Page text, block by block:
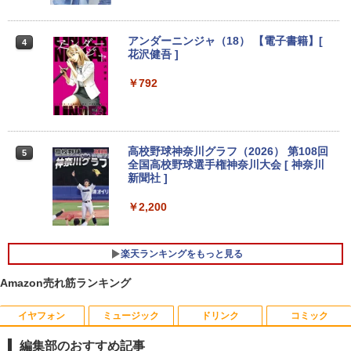
軽量 11.6 型 SONY VAIO VJP111 Core i
5-4210U SSD128GB メモリ4GB Blueto
oth Wifi カメラ Windows11 WPS-Offic
e 訳アリ品
4
中古ノートパソコン インテル Celeron C
ore i5 Windows11 Pro Office 2024付き
メモリ4GB/8GB/16GB選択可 SSD128G
在宅勤務 学生向け 初期設定不要 店長お
まかせ中古厳選 ノートPC ノート パソコ
￥11,980
5
【中古・軽量SSD搭載】新生活応援 新春
ノートパソコン 中古 パソコン NEC Vers
aPro VB-1 12.5型 訳あり 第6世代Core i
＼メーカー5年保証／【最短即日発送】
【新品】モニター 21.5インチモニター デ
ィスプレイ PCモニター ASUS 液晶ディ
スプレイ VP229HFZ 22型 1920×1080 応
答速度1ms リフレッシュレート100Hz IP
Sパネル 液晶モニター 5年保証付き 動画
￥12,800
21.5 / 23.8 / 27型 pcモニター 100Hz ゲ
ーミングモニター HDMI 24インチ 1920*
イ 非光沢 VA 4000:1 角度調整 VESA Fre
esync ps4/ps5/xbox スピーカー内蔵 kk
smart
4
アンダーニンジャ（18） 【電子書籍】[
花沢健吾 ]
￥792
5
高校野球神奈川グラフ（2026） 第108回
全国高校野球選手権神奈川大会 [ 神奈川
新聞社 ]
￥2,200
楽天ランキングをもっと見る
Amazon売れ筋ランキング
イヤフォン ミュージック ドリンク コミック
編集部のおすすめ記事